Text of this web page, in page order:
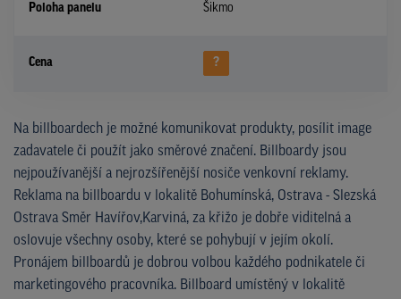
Poloha panelu Šikmo
Cena ?
Na billboardech je možné komunikovat produkty, posílit image
zadavatele či použít jako směrové značení. Billboardy jsou
nejpoužívanější a nejrozšířenější nosiče venkovní reklamy.
Reklama na billboardu v lokalitě Bohumínská, Ostrava - Slezská
Ostrava Směr Havířov,Karviná, za křižo je dobře viditelná a
oslovuje všechny osoby, které se pohybují v jejím okolí.
Pronájem billboardů je dobrou volbou každého podnikatele či
marketingového pracovníka. Billboard umístěný v lokalitě